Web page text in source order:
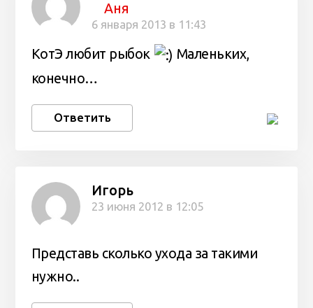
Аня
6 января 2013 в 11:43
КотЭ любит рыбок
Маленьких,
конечно…
Ответить
Игорь
23 июня 2012 в 12:05
Представь сколько ухода за такими
нужно..